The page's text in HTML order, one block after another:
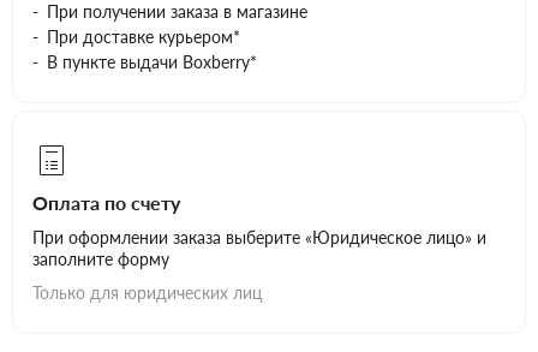
При получении заказа в магазине
При доставке курьером*
В пункте выдачи Boxberry*
Оплата по счету
При оформлении заказа выберите «Юридическое лицо» и
заполните форму
Только для юридических лиц